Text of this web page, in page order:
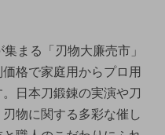
まる「刃物大廉売市」
格で家庭用からプロ用
日本刀鍛錬の実演や刀
物に関する多彩な催し